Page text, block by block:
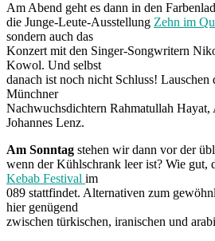
Am Abend geht es dann in den
die Junge-Leute-Ausstellung Zehn im
sondern auch das
Konzert mit den Singer-Songwritern
Kowol. Und selbst
danach ist noch nicht Schluss! Lauschen
Münchner
Nachwuchsdichtern Rahmatullah Hayat,
Johannes Lenz.
Am Sonntag stehen wir dann vor der
wenn der Kühlschrank leer ist? Wie gut,
Kebab Festival im
089 stattfindet. Alternativen zum
hier genügend
zwischen türkischen, iranischen und